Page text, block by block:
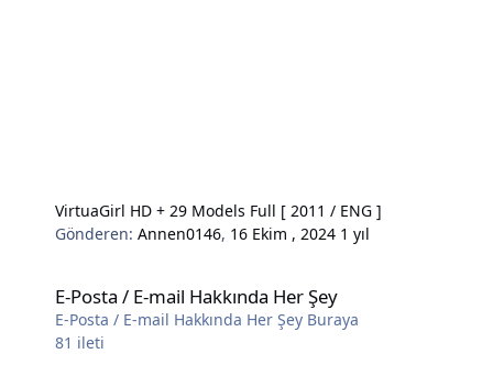
VirtuaGirl HD + 29 Models Full [ 2011 / ENG ]
Gönderen:Annen0146, 16 Ekim , 2024 1 yıl
E-Posta / E-mail Hakkında Her Şey
E-Posta / E-mail Hakkında Her Şey Buraya
81 ileti